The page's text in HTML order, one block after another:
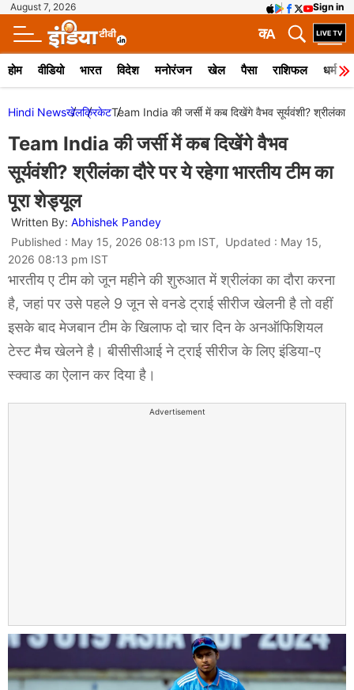
August 7, 2026 Sign in
A
क
होम वीडियो भारत विदेश मनोरंजन खेल पैसा राशिफल धर्म
Hindi Newsखेलक्रिकेटTeam India की जर्सी में कब दिखेंगे वैभव सूर्यवंशी? श्रीलंका
Team India की जर्सी में कब दिखेंगे वैभव
सूर्यवंशी? श्रीलंका दौरे पर ये रहेगा भारतीय टीम का
पूरा शेड्यूल
Written By: Abhishek Pandey
Published : May 15, 2026 08:13 pm IST, Updated : May 15,
2026 08:13 pm IST
भारतीय ए टीम को जून महीने की शुरुआत में श्रीलंका का दौरा करना
है, जहां पर उसे पहले 9 जून से वनडे ट्राई सीरीज खेलनी है तो वहीं
इसके बाद मेजबान टीम के खिलाफ दो चार दिन के अनऑफिशियल
टेस्ट मैच खेलने है। बीसीसीआई ने ट्राई सीरीज के लिए इंडिया-ए
स्क्वाड का ऐलान कर दिया है।
Advertisement